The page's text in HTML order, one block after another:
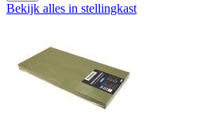
Bekijk alles in stellingkast